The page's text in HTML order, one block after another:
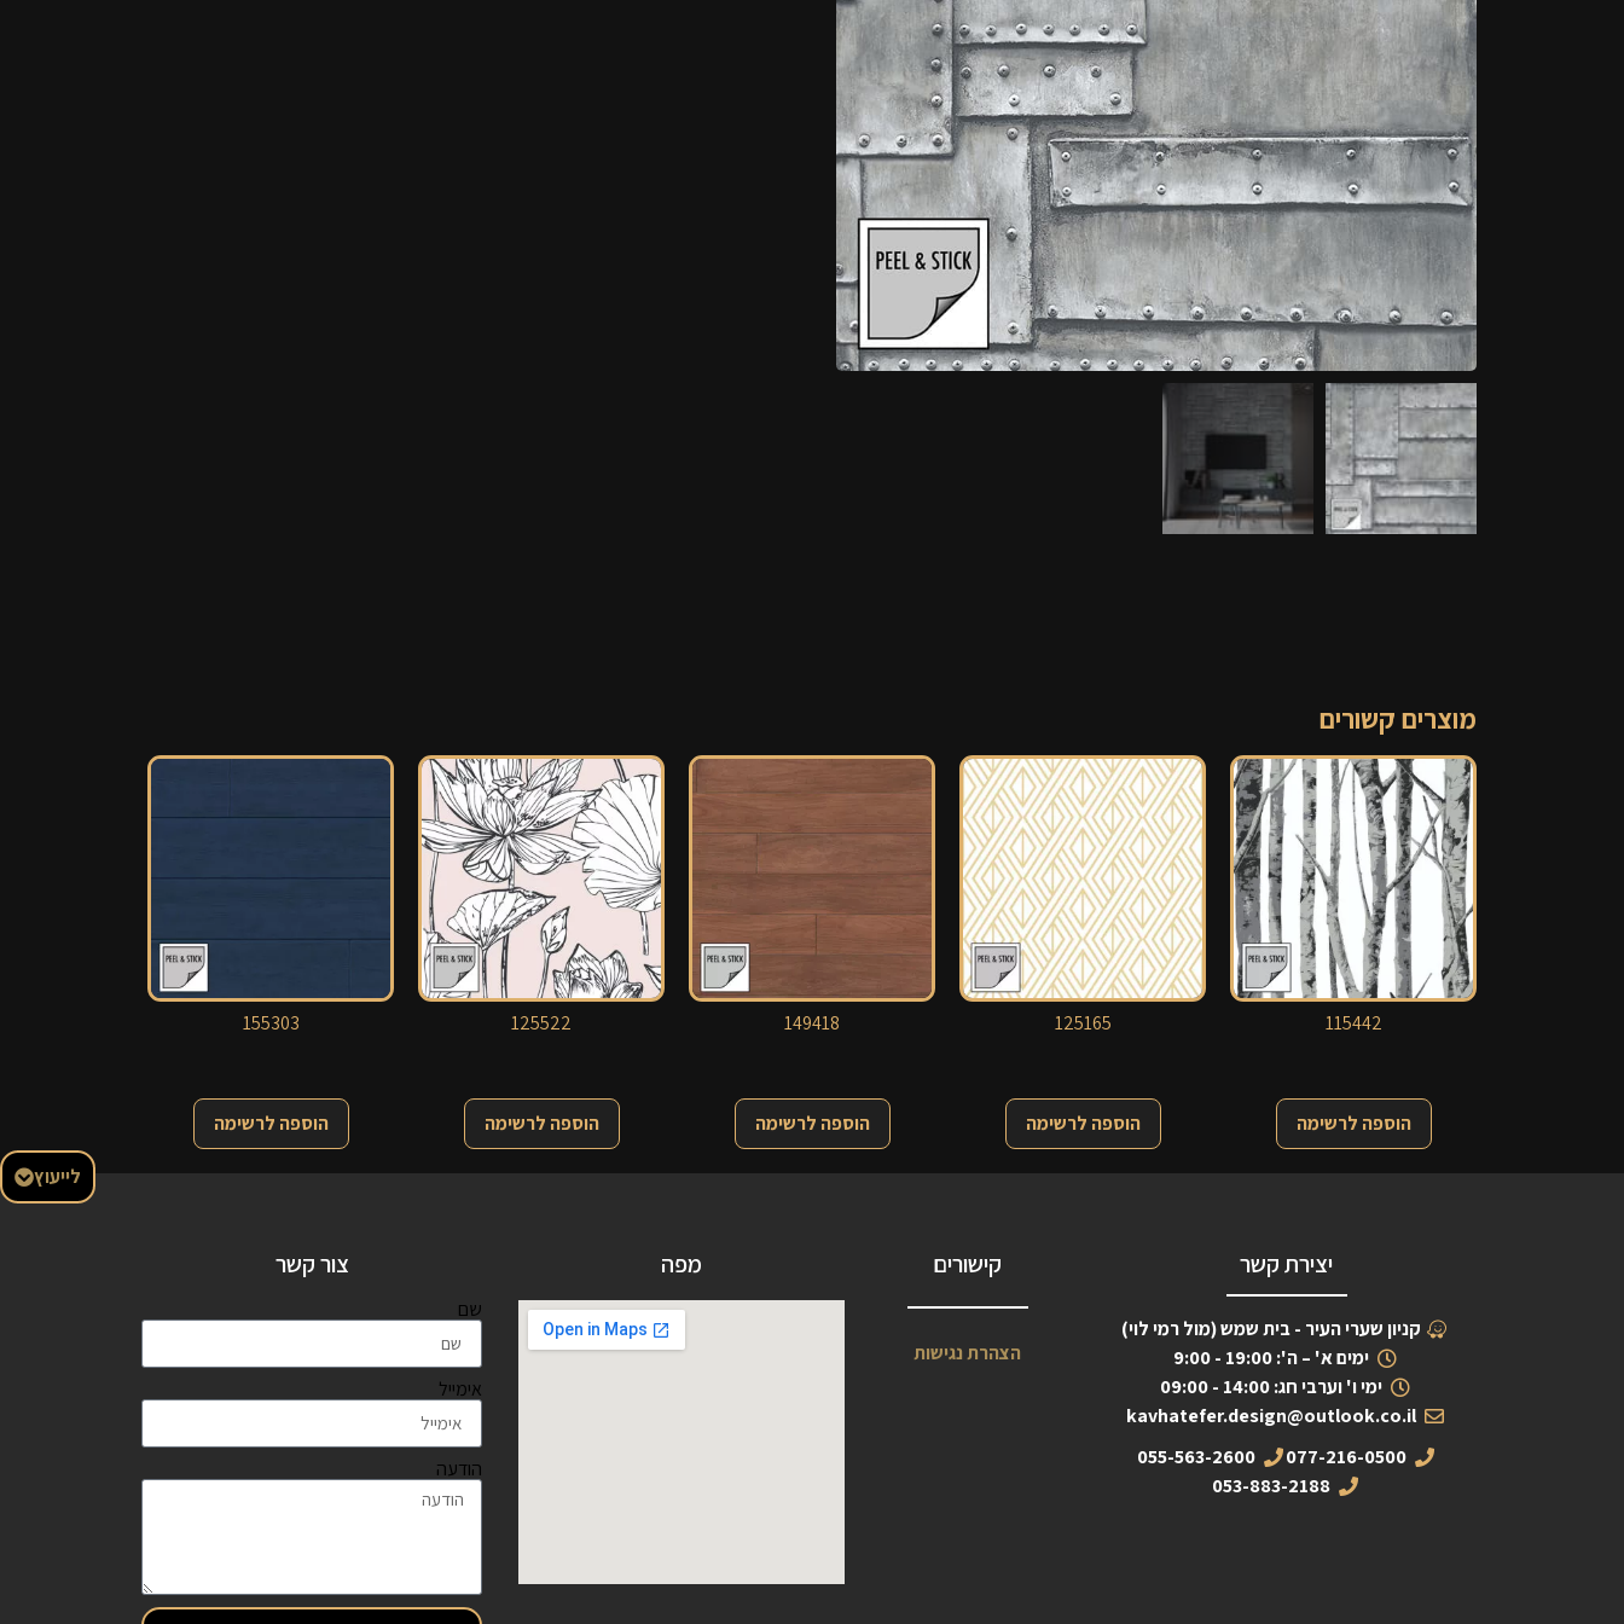
לייעוץ
מוצרים קשורים
115442
הוספה לרשימה
125165
הוספה לרשימה
149418
הוספה לרשימה
125522
הוספה לרשימה
155303
הוספה לרשימה
יצירת קשר
קניון שערי העיר - בית שמש (מול רמי לוי)
ימים א' – ה': 19:00 - 9:00
ימי ו' וערבי חג: 14:00 - 09:00
kavhatefer.design@outlook.co.il
077-216-0500
055-563-2600
053-883-2188
קישורים
הצהרת נגישות
מפה צור קשר
שם
אימייל
הודעה